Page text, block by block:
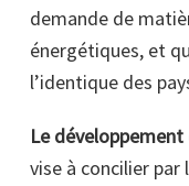
demande de
énergétiques, et
l’identique des
Le développement
vise à concilier